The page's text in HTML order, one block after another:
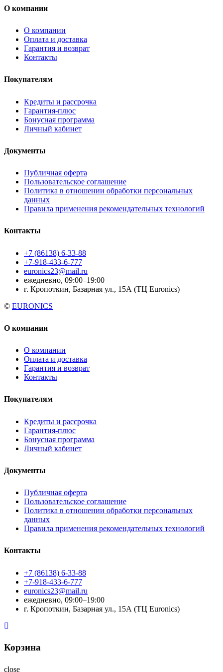
О компании
О компании
Оплата и доставка
Гарантия и возврат
Контакты
Покупателям
Кредиты и рассрочка
Гарантия-плюс
Бонусная программа
Личный кабинет
Документы
Публичная оферта
Пользовательское соглашение
Политика в отношении обработки персональных
данных
Правила применения рекомендательных технологий
Контакты
+7 (86138) 6-33-88
+7-918-433-6-777
euronics23@mail.ru
ежедневно, 09:00–19:00
г. Кропоткин, Базарная ул., 15А (ТЦ Euronics)
© EURONICS
О компании
О компании
Оплата и доставка
Гарантия и возврат
Контакты
Покупателям
Кредиты и рассрочка
Гарантия-плюс
Бонусная программа
Личный кабинет
Документы
Публичная оферта
Пользовательское соглашение
Политика в отношении обработки персональных
данных
Правила применения рекомендательных технологий
Контакты
+7 (86138) 6-33-88
+7-918-433-6-777
euronics23@mail.ru
ежедневно, 09:00–19:00
г. Кропоткин, Базарная ул., 15А (ТЦ Euronics)
Корзина
close